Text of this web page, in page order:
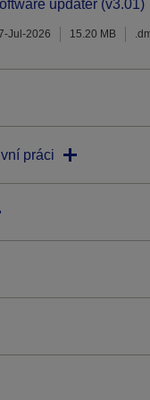
updater (v3.01)
Jul-2026 15.20 MB
práci